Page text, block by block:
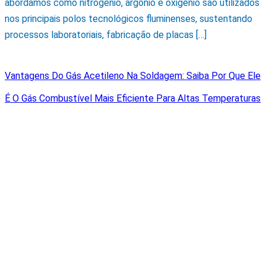
abordamos como nitrogênio, argônio e oxigênio são utilizados
nos principais polos tecnológicos fluminenses, sustentando
processos laboratoriais, fabricação de placas […]
Vantagens Do Gás Acetileno Na Soldagem: Saiba Por Que Ele
É O Gás Combustível Mais Eficiente Para Altas Temperaturas